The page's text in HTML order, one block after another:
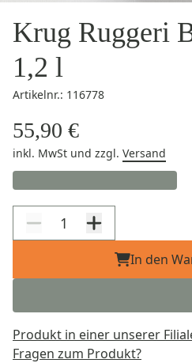
Krug Ruggeri
1,2 l
Artikelnr.: 116778
55,90 €
inkl. MwSt und zzgl. Versand
In den
Produkt in einer unserer
Fragen zum Produkt?